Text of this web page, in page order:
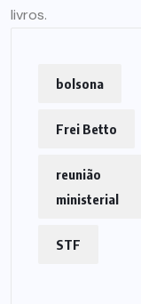
livros.
bolsona
Frei Betto
reunião
ministerial
STF